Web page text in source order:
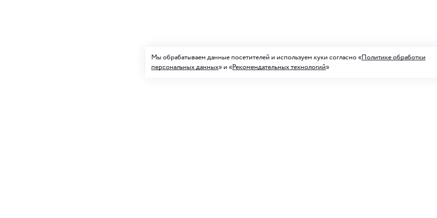
Мы обрабатываем данные посетителей и используем куки согласно «Политике обработки
персональных данных» и «Рекомендательных технологий»